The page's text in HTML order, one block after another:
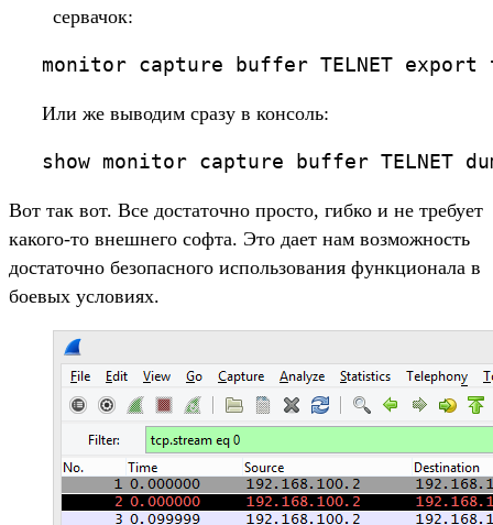
сервачок:
monitor capture buffer TELNET
Или же выводим сразу в консоль:
show monitor capture buffer TELNET
Вот так вот. Все достаточно просто, гибко и не требует
какого-то внешнего софта. Это дает нам возможность
достаточно безопасного использования функционала в
боевых условиях.